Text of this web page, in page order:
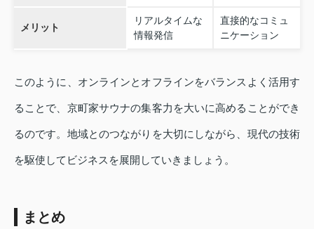
メリット
リアルタイムな
情報発信
直接的なコミュ
ニケーション
このように、オンラインとオフラインをバランスよく活用す
ることで、京町家サウナの集客力を大いに高めることができ
るのです。地域とのつながりを大切にしながら、現代の技術
を駆使してビジネスを展開していきましょう。
まとめ